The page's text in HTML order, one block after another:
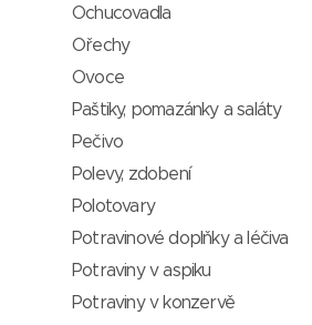
Ochucovadla
Ořechy
Ovoce
Paštiky, pomazánky a saláty
Pečivo
Polevy, zdobení
Polotovary
Potravinové doplňky a léčiva
Potraviny v aspiku
Potraviny v konzervě